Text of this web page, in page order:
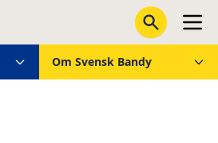
Om Svensk Bandy